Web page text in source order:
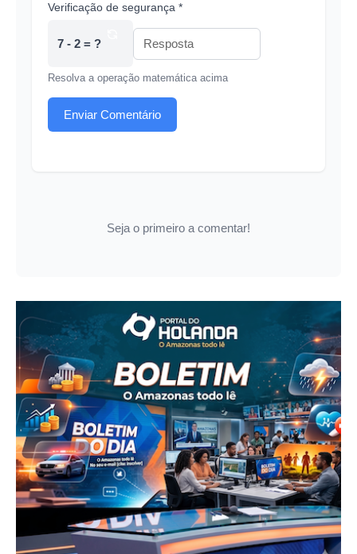
Verificação de segurança *
7 - 2 = ?
Resolva a operação matemática acima
Enviar Comentário
Seja o primeiro a comentar!